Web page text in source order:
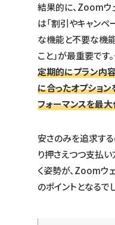
結果的に、Zoomウ
は「割引やキャンペ
な機能と不要な機
こと」が最重要です
定期的にプラン内
に合ったオプション
フォーマンスを最大
安さのみを追求す
り押さえつつ支払
く姿勢が、Zoomウ
のポイントとなるでし